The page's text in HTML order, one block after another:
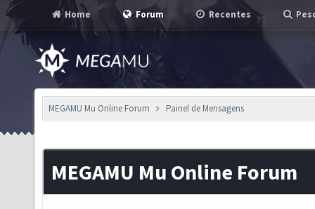
Home Forum Recentes
MEGAMU Mu Online Forum Painel de Mensagens
MEGAMU Mu Online Forum